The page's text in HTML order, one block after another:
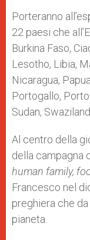
Porteranno
22 paesi che
Burkina Faso,
Lesotho, Libia,
Nicaragua,
Portogallo,
Sudan,
Al centro della
della campagna
human family,
Francesco nel
preghiera che
pianeta.